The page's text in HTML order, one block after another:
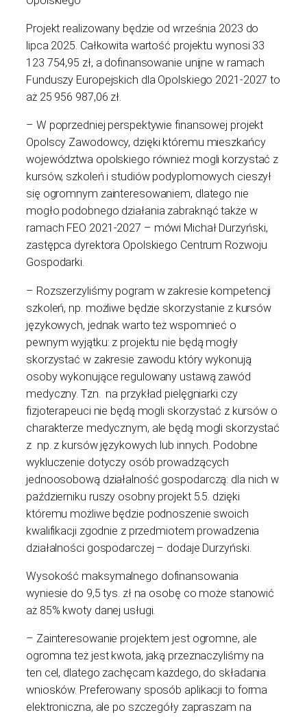
Projekt realizowany będzie od września 2023 do
lipca 2025. Całkowita wartość projektu wynosi 33
123 754,95 zł, a dofinansowanie unijne w ramach
Funduszy Europejskich dla Opolskiego 2021-2027 to
aż 25 956 987,06 zł.
– W poprzedniej perspektywie finansowej projekt
Opolscy Zawodowcy, dzięki któremu mieszkańcy
województwa opolskiego również mogli korzystać z
kursów, szkoleń i studiów podyplomowych cieszył
się ogromnym zainteresowaniem, dlatego nie
mogło podobnego działania zabraknąć także w
ramach FEO 2021-2027 – mówi Michał Durzyński,
zastępca dyrektora Opolskiego Centrum Rozwoju
Gospodarki.
– Rozszerzyliśmy pogram w zakresie kompetencji
szkoleń, np. możliwe będzie skorzystanie z kursów
językowych, jednak warto też wspomnieć o
pewnym wyjątku: z projektu nie będą mogły
skorzystać w zakresie zawodu który wykonują
osoby wykonujące regulowany ustawą zawód
medyczny. Tzn. na przykład pielęgniarki czy
fizjoterapeuci nie będą mogli skorzystać z kursów o
charakterze medycznym, ale będą mogli skorzystać
z np. z kursów językowych lub innych. Podobne
wykluczenie dotyczy osób prowadzących
jednoosobową działalność gospodarczą: dla nich w
październiku ruszy osobny projekt 5.5. dzięki
któremu możliwe będzie podnoszenie swoich
kwalifikacji zgodnie z przedmiotem prowadzenia
działalności gospodarczej – dodaje Durzyński.
Wysokość maksymalnego dofinansowania
wyniesie do 9,5 tys. zł na osobę co może stanowić
aż 85% kwoty danej usługi.
– Zainteresowanie projektem jest ogromne, ale
ogromna też jest kwota, jaką przeznaczyliśmy na
ten cel, dlatego zachęcam każdego, do składania
wniosków. Preferowany sposób aplikacji to forma
elektroniczna, ale po szczegóły zapraszam na